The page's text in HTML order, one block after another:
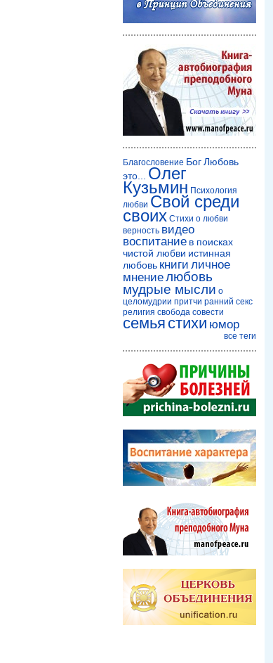
Благословение БогЛюбовь
это...
Олег
Кузьмин Психология
любви Свой среди
своих Стихи о любви
верность видео
воспитание в поисках
чистой любви истинная
любовь книги личное
мнениелюбовь
мудрые мысли о
целомудрии притчи ранний секс
религия свобода совести
семья стихи юмор
все теги